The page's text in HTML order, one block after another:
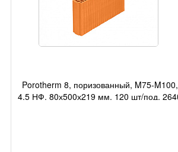
Porotherm 8, поризованный, M75-M100,
4,5 НФ, 80х500х219 мм, 120 шт/под,